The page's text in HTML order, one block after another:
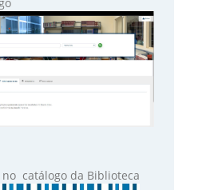
catálogo da Biblioteca